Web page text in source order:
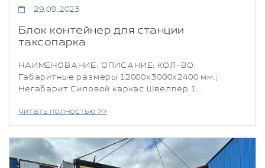
29.09.2023
Блок контейнер для станции
таксопарка
НАИМЕНОВАНИЕ: ОПИСАНИЕ: КОЛ-ВО:
Габаритные размеры 12000х3000х2400 мм.;
Негабарит Силовой каркас Швеллер 1...
Читать полностью >>